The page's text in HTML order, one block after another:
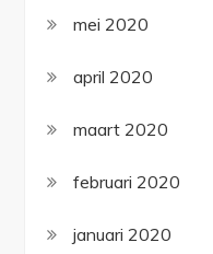
mei 2020
april 2020
maart 2020
februari 2020
januari 2020